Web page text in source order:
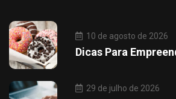
10 de agosto de 2026
Dicas Para
29 de julho de 2026